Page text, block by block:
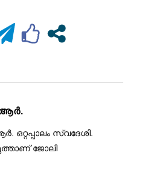
സ്വദേശി.
ജോലി